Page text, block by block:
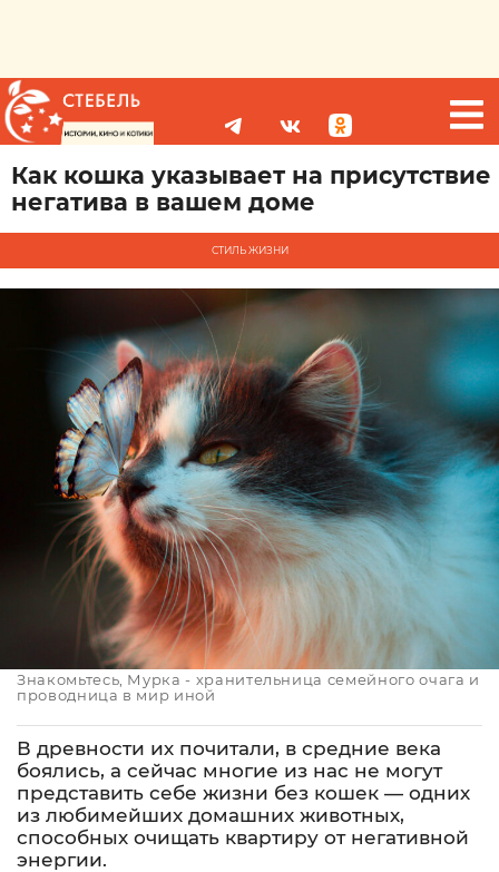
Как кошка указывает на присутствие
негатива в вашем доме
СТИЛЬ ЖИЗНИ
Знакомьтесь, Мурка - хранительница семейного очага и
проводница в мир иной
В древности их почитали, в средние века
боялись, а сейчас многие из нас не могут
представить себе жизни без кошек — одних
из любимейших домашних животных,
способных очищать квартиру от негативной
энергии.